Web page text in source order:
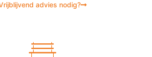
advies nodig?